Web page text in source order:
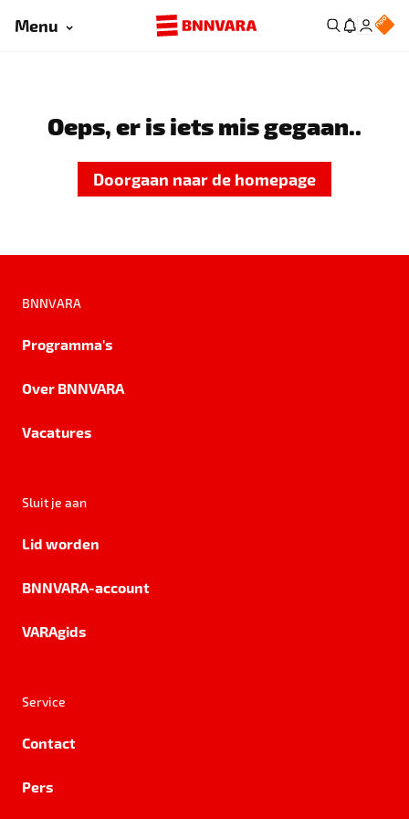
Menu
Oeps, er is iets mis gegaan..
Doorgaan naar de homepage
BNNVARA
Programma's
Over BNNVARA
Vacatures
Sluit je aan
Lid worden
BNNVARA-account
VARAgids
Service
Contact
Pers